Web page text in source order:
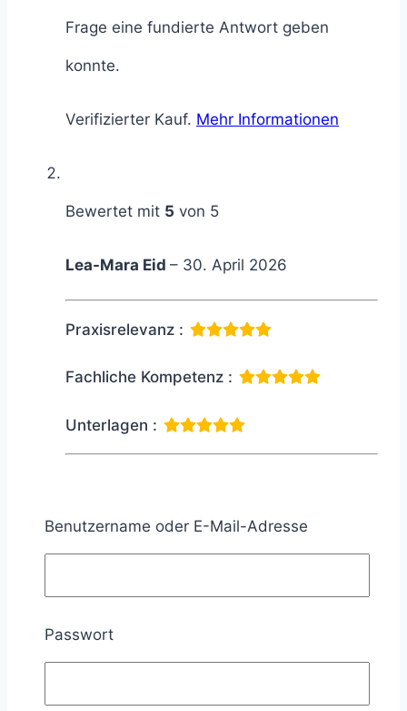
Frage eine fundierte Antwort geben
konnte.
Verifizierter Kauf. Mehr Informationen
Bewertet mit 5 von 5
Lea-Mara Eid – 30. April 2026
Praxisrelevanz :
Fachliche Kompetenz :
Unterlagen :
Die Inhalte wurden klar und praxisnah
Besonders beeindruckt hat mich die
Benutzername oder E-Mail-Adresse
Passwort